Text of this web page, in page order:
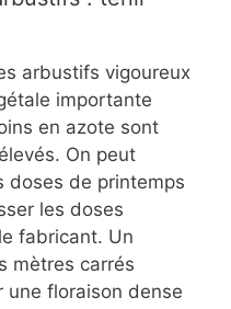
arbustifs vigoureux
importante
en azote sont
On peut
doses de printemps
les doses
fabricant. Un
mètres carrés
floraison dense